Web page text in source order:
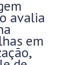
avalia
em